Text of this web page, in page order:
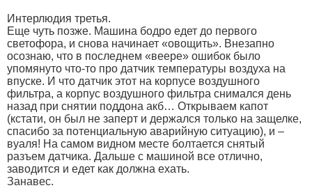
Интерлюдия третья.
Еще чуть позже. Машина бодро едет до первого
светофора, и снова начинает «овощить». Внезапно
осознаю, что в последнем «веере» ошибок было
упомянуто что-то про датчик температуры воздуха на
впуске. И что датчик этот на корпусе воздушного
фильтра, а корпус воздушного фильтра снимался день
назад при снятии поддона акб… Открываем капот
(кстати, он был не заперт и держался только на защелке,
спасибо за потенциальную аварийную ситуацию), и –
вуаля! На самом видном месте болтается снятый
разъем датчика. Дальше с машиной все отлично,
заводится и едет как должна ехать.
Занавес.